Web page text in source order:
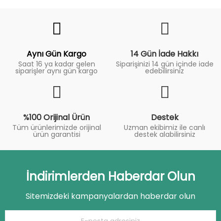
Aynı Gün Kargo
Saat 16 ya kadar gelen
siparişler aynı gün kargo
14 Gün İade Hakkı
Siparişinizi 14 gün içinde iade
edebilirsiniz
%100 Orijinal Ürün
Tüm ürünlerimizde orijinal
ürün garantisi
Destek
Uzman ekibimiz ile canlı
destek alabilirsiniz
İndirimlerden Haberdar Olun
Sitemizdeki kampanyalardan haberdar olun